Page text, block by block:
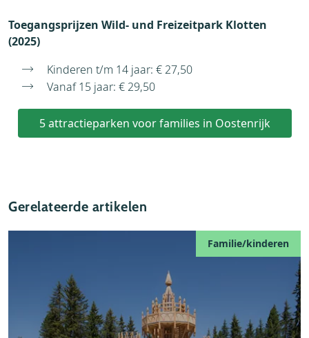
Toegangsprijzen Wild- und Freizeitpark Klotten
(2025)
Kinderen t/m 14 jaar: € 27,50
Vanaf 15 jaar: € 29,50
5 attractieparken voor families in Oostenrijk
Gerelateerde artikelen
Familie/kinderen